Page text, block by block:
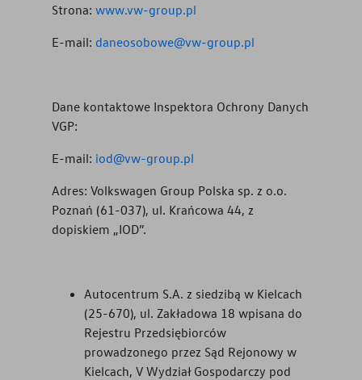
Strona: www.vw-group.pl
E-mail: daneosobowe@vw-group.pl
Dane kontaktowe Inspektora Ochrony Danych
VGP:
E-mail: iod@vw-group.pl
Adres: Volkswagen Group Polska sp. z o.o.
Poznań (61-037), ul. Krańcowa 44, z
dopiskiem „IOD”.
Autocentrum S.A. z siedzibą w Kielcach
(25-670), ul. Zakładowa 18 wpisana do
Rejestru Przedsiębiorców
prowadzonego przez Sąd Rejonowy w
Kielcach, V Wydział Gospodarczy pod